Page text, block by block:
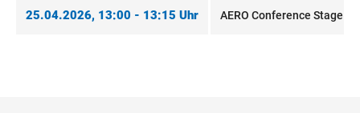
25.04.2026, 13:00 - 13:15 Uhr AERO Conference Stage